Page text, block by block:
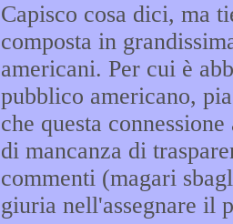
Capisco cosa dici, ma
composta in
americani. Per cui è
pubblico americano,
che questa
di mancanza di
commenti (magari
giuria nell'assegnare il